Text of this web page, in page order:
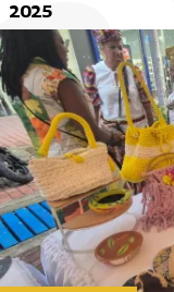
2025